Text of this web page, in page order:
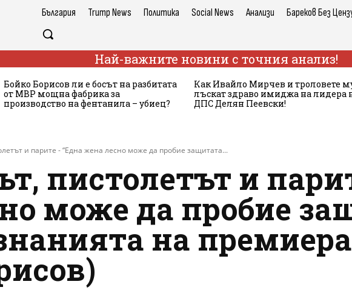
България Trump News Политика Social News Анализи Бареков Без
Най-важните новини с точния анализ!
Бойко Борисов ли е босът на разбитата
от МВР мощна фабрика за
производство на фентанила – убиец?
Как Ивайло Мирчев и троловете
лъскат здраво имиджа на лидера
ДПС Делян Пеевски!
и парите - “Една жена лесно може да пробие защитата...
пистолетът и
може да пробие
на